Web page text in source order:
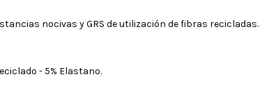
nocivas y GRS de utilización de fibras recicladas.
- 5% Elastano.